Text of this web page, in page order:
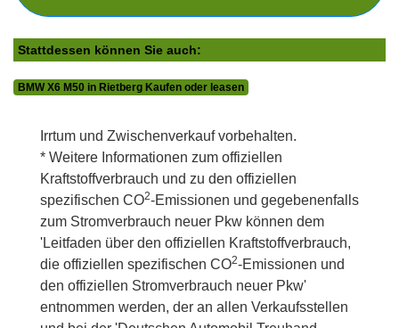
Stattdessen können Sie auch:
BMW X6 M50 in Rietberg Kaufen oder leasen
Irrtum und Zwischenverkauf vorbehalten.
* Weitere Informationen zum offiziellen
Kraftstoffverbrauch und zu den offiziellen
spezifischen CO2-Emissionen und gegebenenfalls
zum Stromverbrauch neuer Pkw können dem
'Leitfaden über den offiziellen Kraftstoffverbrauch,
die offiziellen spezifischen CO2-Emissionen und
den offiziellen Stromverbrauch neuer Pkw'
entnommen werden, der an allen Verkaufsstellen